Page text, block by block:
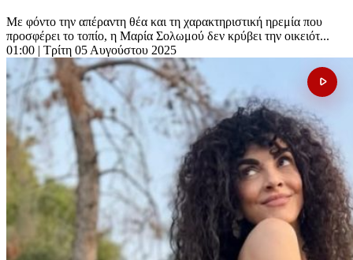
Με φόντο την απέραντη θέα και τη χαρακτηριστική ηρεμία που
προσφέρει το τοπίο, η Μαρία Σολωμού δεν κρύβει την οικειότ...
01:00 | Τρίτη 05 Αυγούστου 2025